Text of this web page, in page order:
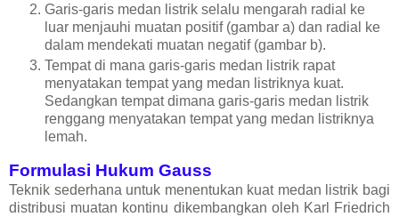
Garis-garis medan listrik selalu mengarah radial ke
luar menjauhi muatan positif (gambar a) dan radial ke
dalam mendekati muatan negatif (gambar b).
Tempat di mana garis-garis medan listrik rapat
menyatakan tempat yang medan listriknya kuat.
Sedangkan tempat dimana garis-garis medan listrik
renggang menyatakan tempat yang medan listriknya
lemah.
Formulasi Hukum Gauss
Teknik sederhana untuk menentukan kuat medan listrik bagi
distribusi muatan kontinu dikembangkan oleh Karl Friedrich